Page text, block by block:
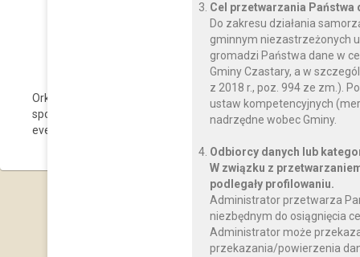
Orkiestra Dęta ogrywa niezwykle ważną rolę w
społeczności. Repertuar muzyków jest bardzo szeroki,
eventów. Koncerty orkiestry są swoistą ucztą dźwięków dla
Cel przetwarzania Państwa
Do zakresu działania
gminnym niezastrzeżonych
gromadzi Państwa dane w
Gminy Czastary, a w
z 2018 r., poz. 994 ze zm.).
ustaw kompetencyjnych
nadrzędne wobec Gminy.
Odbiorcy danych lub
W związku z
podlegały profilowaniu.
Administrator przetwarza
niezbędnym do osiągnięcia
Administrator może
przekazania/powierzenia